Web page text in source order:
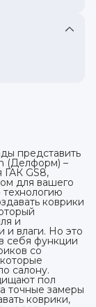
представить
(Делформ) –
ГАК GS8,
для вашего
коврики
и
и влаги. Но это
себя функции
со
салону.
пол
точные замеры
коврики,